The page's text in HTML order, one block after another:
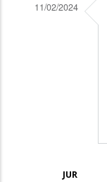
11/02/2024
kandyduje
JUR